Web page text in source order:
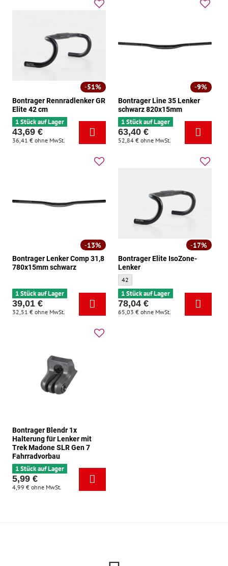
51%
Bontrager Rennradlenker GR
Elite 42 cm
1 Stück auf Lager
43,69 €
36,41 € ohne MwSt.
9%
Bontrager Line 35 Lenker
schwarz 820x15mm
1 Stück auf Lager
63,40 €
52,84 € ohne MwSt.
13%
Bontrager Lenker Comp 31,8
780x15mm schwarz
1 Stück auf Lager
39,01 €
32,51 € ohne MwSt.
17%
Bontrager Elite IsoZone-
Lenker
Bontrager Elite IsoZone-Lenker - Größe:
42
1 Stück auf Lager
78,04 €
65,03 € ohne MwSt.
Bontrager Blendr 1x
Halterung für Lenker mit
Trek Madone SLR Gen 7
Fahrradvorbau
1 Stück auf Lager
5,99 €
4,99 € ohne MwSt.